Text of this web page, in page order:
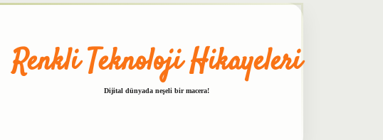
Renkli Teknoloji Hikayeleri
Dijital dünyada neşeli bir macera!